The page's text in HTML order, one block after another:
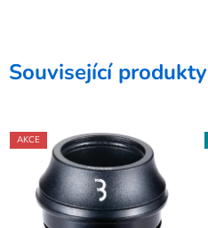
Související produkty
AKCE